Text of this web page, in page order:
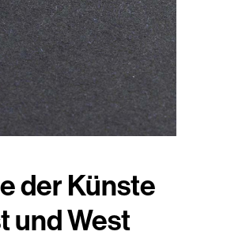
der Künste
und West